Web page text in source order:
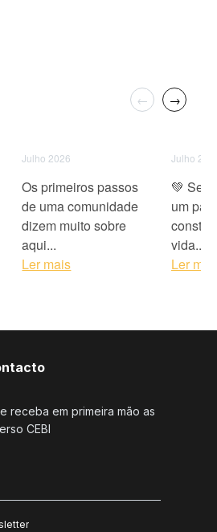
← →
Julho 2026
Os primeiros passos
de uma comunidade
dizem muito sobre
aqui...
Ler mais
Julho
💚 Ser
um
vida...
Ler
receba em primeira mão as
CEBI